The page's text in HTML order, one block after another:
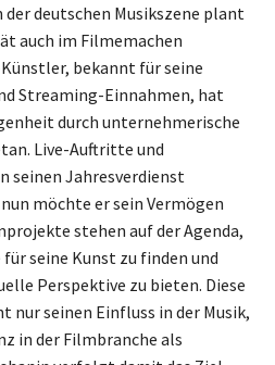
deutschen Musikszene plant
auch im Filmemachen
bekannt für seine
Streaming-Einnahmen, hat
durch unternehmerische
Live-Auftritte und
seinen Jahresverdienst
möchte er sein Vermögen
stehen auf der Agenda,
seine Kunst zu finden und
Perspektive zu bieten. Diese
nur seinen Einfluss in der Musik,
in der Filmbranche als